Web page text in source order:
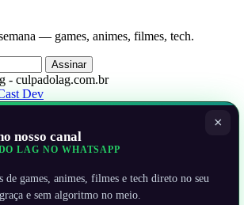
— games, animes, filmes, tech.
Assinar
- culpadolag.com.br
Dev
×
nosso canal
LAG NO WHATSAPP
de games, animes, filmes e tech direto no seu
e sem algoritmo no meio.